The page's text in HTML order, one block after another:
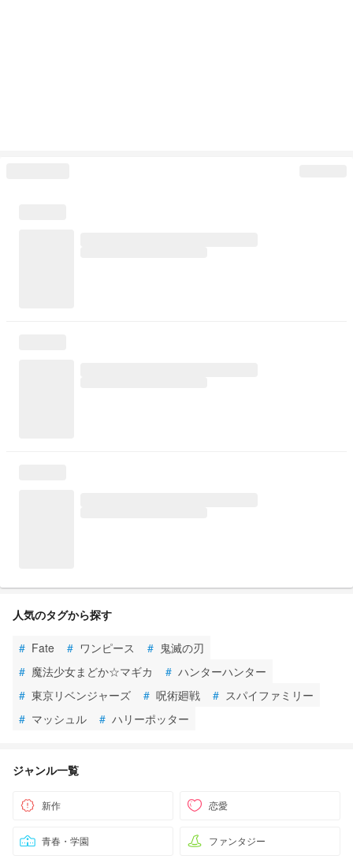
人気のタグから探す
# Fate # ワンピース # 鬼滅の刃
# 魔法少女まどか☆マギカ # ハンターハンター
# 東京リベンジャーズ # 呪術廻戦 # スパイファミリー
# マッシュル # ハリーポッター
ジャンル一覧
新作 恋愛
青春・学園 ファンタジー